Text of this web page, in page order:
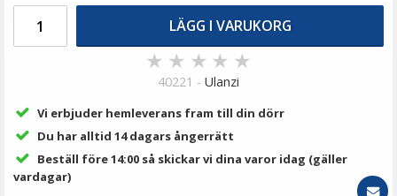
LÄGG I VARUKORG
LÄGG I VARUKORG
★ ★ ★ ★ ★
40221 - Ulanzi
Vi erbjuder hemleverans fram till din dörr
Du har alltid 14 dagars ångerrätt
Beställ före 14:00 så skickar vi dina varor idag (gäller
vardagar)